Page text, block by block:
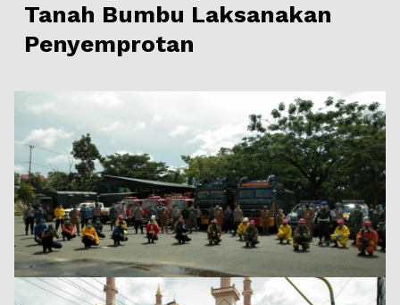
Tanah Bumbu Laksanakan
Penyemprotan